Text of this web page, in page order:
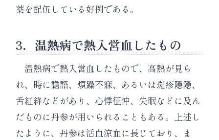
薬を配伍している好例である。
3．温熱病で熱入営血したもの
温熱病で熱入営血したもので、高熱が見ら
れ、時に譫語、煩躁不寐、あるいは斑疹隠隠、
舌紅絳などがあり、心悸征忡、失眠などに及ん
だものに丹参が用いられることもある。上述し
たように、丹参は活血涼血に長じており、ま